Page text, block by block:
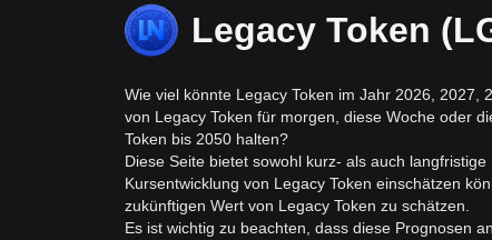
Legacy Token
Wie viel könnte Legacy Token im Jahr 2026,
von Legacy Token für morgen, diese Woche oder
Token bis 2050 halten?
Diese Seite bietet sowohl kurz- als auch
Kursentwicklung von Legacy Token einschätzen
zukünftigen Wert von Legacy Token zu schätzen.
Es ist wichtig zu beachten, dass diese Prognosen